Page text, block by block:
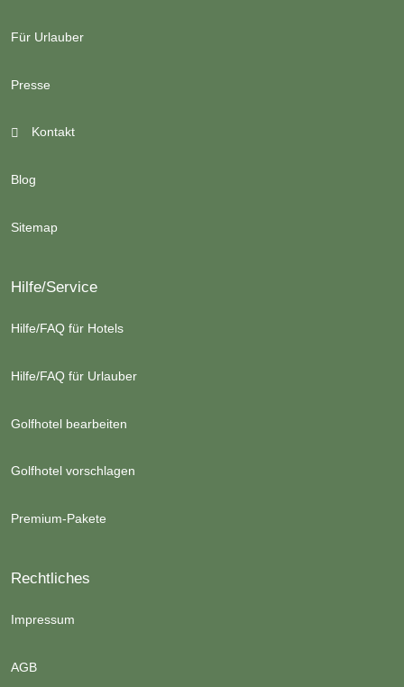
Für Urlauber
Presse
Kontakt
Blog
Sitemap
Hilfe/Service
Hilfe/FAQ für Hotels
Hilfe/FAQ für Urlauber
Golfhotel bearbeiten
Golfhotel vorschlagen
Premium-Pakete
Rechtliches
Impressum
AGB